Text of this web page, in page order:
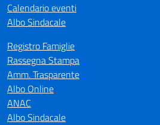
Calendario eventi
Albo Sindacale
Registro Famiglie
Rassegna Stampa
Amm. Trasparente
Albo Online
ANAC
Albo Sindacale